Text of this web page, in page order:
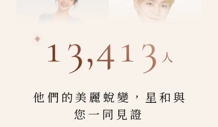
13,413 人
他們的美麗蛻變，星和與
您一同見證